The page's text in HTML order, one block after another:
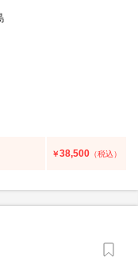
￥38,500 （税込）